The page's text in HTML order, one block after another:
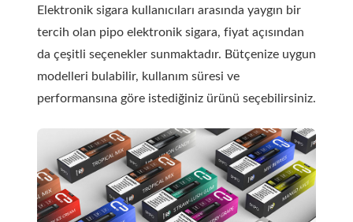
Elektronik sigara kullanıcıları arasında yaygın bir
tercih olan pipo elektronik sigara, fiyat açısından
da çeşitli seçenekler sunmaktadır. Bütçenize uygun
modelleri bulabilir, kullanım süresi ve
performansına göre istediğiniz ürünü seçebilirsiniz.